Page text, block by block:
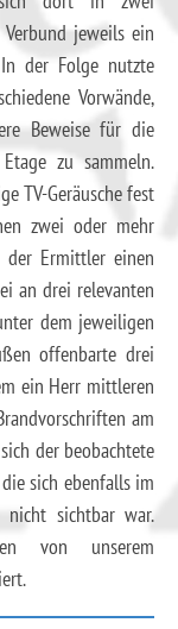
jeweils ein
der Folge nutzte
Vorwände,
Beweise für die
zu sammeln.
TV-Geräusche fest
zwei oder mehr
der Ermittler einen
an drei relevanten
dem jeweiligen
offenbarte drei
ein Herr mittleren
am
der beobachtete
sich ebenfalls im
nicht sichtbar war.
von unserem